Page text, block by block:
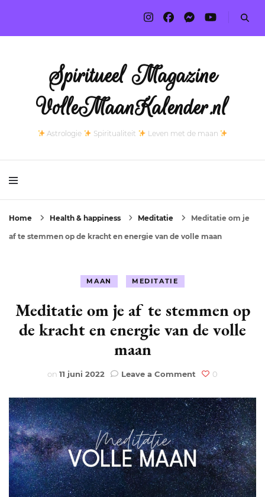
Spiritueel Magazine
VolleMaanKalender.nl
Astrologie Spiritualiteit Leven met de maan
Home Health & happiness Meditatie Meditatie om je
af te stemmen op de kracht en energie van de volle maan
MAAN MEDITATIE
Meditatie om je af te stemmen op
de kracht en energie van de volle
maan
on 11 juni 2022 Leave a Comment on
om
je
af
te
stemmen
op
de
kracht
en
0